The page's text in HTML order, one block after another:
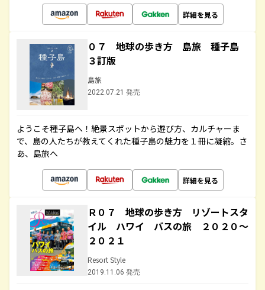
詳細を見る
０７ 地球の歩き方 島旅 種子島
３訂版
島旅
2022.07.21 発売
ようこそ種子島へ！絶景スポットから遊び方、カルチャーま
で、島の人たちが教えてくれた種子島の魅力を１冊に凝縮。さ
あ、島旅へ
詳細を見る
Ｒ０７ 地球の歩き方 リゾートスタ
イル ハワイ バスの旅 ２０２０～
２０２１
Resort Style
2019.11.06 発売